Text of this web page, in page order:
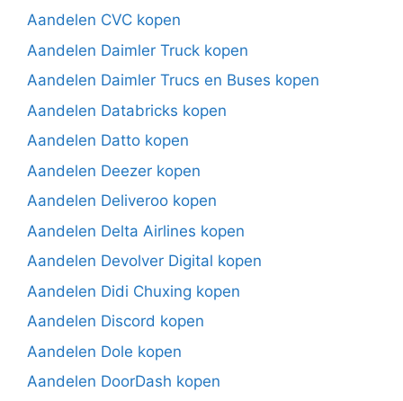
Aandelen CVC kopen
Aandelen Daimler Truck kopen
Aandelen Daimler Trucs en Buses kopen
Aandelen Databricks kopen
Aandelen Datto kopen
Aandelen Deezer kopen
Aandelen Deliveroo kopen
Aandelen Delta Airlines kopen
Aandelen Devolver Digital kopen
Aandelen Didi Chuxing kopen
Aandelen Discord kopen
Aandelen Dole kopen
Aandelen DoorDash kopen